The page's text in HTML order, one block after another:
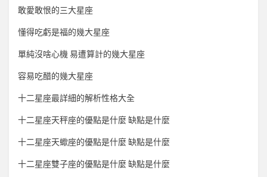
敢愛敢恨的三大星座
懂得吃虧是福的幾大星座
單純沒啥心機 易遭算計的幾大星座
容易吃醋的幾大星座
十二星座最詳細的解析性格大全
十二星座天秤座的優點是什麼 缺點是什麼
十二星座天蠍座的優點是什麼 缺點是什麼
十二星座雙子座的優點是什麼 缺點是什麼